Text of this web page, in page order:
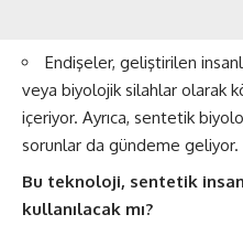
Endişeler, geliştirilen
veya biyolojik silahlar olarak
içeriyor. Ayrıca, sentetik
sorunlar da gündeme geliyor.
Bu teknoloji, sentetik
kullanılacak mı?